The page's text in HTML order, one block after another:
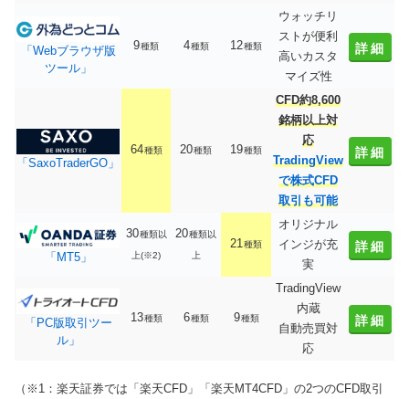
「Webブラウザ版
ツール」
9種類 4種類 12種類
ウォッチリ
ストが便利
高いカスタ
マイズ性
詳細
「SaxoTraderGO」
64種類 20種類 19種類
CFD約8,600
銘柄以上対
応
TradingView
で株式CFD
取引も可能
詳細
「MT5」
30種類以
上(※2)
20種類以
上
21 種類
オリジナル
インジが充
実
詳細
「PC版取引ツー
ル」
13種類 6種類 9種類
TradingView
内蔵
自動売買対
応
詳細
（※1：楽天証券では「楽天CFD」「楽天MT4CFD」の2つのCFD取引